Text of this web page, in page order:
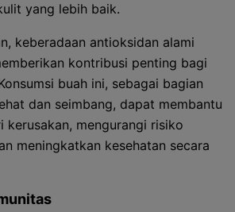
yang lebih baik.
keberadaan antioksidan alami
kontribusi penting bagi
buah ini, sebagai bagian
dan seimbang, dapat membantu
kerusakan, mengurangi risiko
meningkatkan kesehatan secara